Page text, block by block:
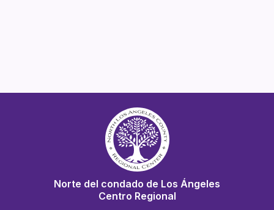
Norte del condado de Los Ángeles
Centro Regional